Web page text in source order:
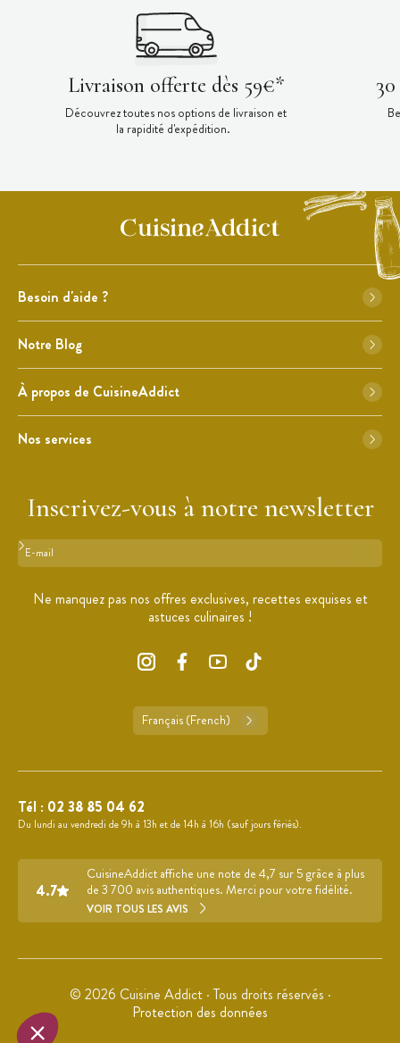
Livraison offerte dès 59€*
Découvrez toutes nos options de livraison et
la rapidité d'expédition.
Besoin d'aide ?
Notre Blog
À propos de CuisineAddict
Nos services
Inscrivez-vous à notre newsletter
Format : adresse@email.com
Ne manquez pas nos offres exclusives, recettes exquises et
astuces culinaires !
Français (French)
Tél : 02 38 85 04 62
Du lundi au vendredi de 9h à 13h et de 14h à 16h (sauf jours fériés).
4.7
CuisineAddict affiche une note de 4,7 sur 5 grâce à plus
de 3 700 avis authentiques. Merci pour votre fidélité.
VOIR TOUS LES AVIS
© 2026 Cuisine Addict · Tous droits réservés ·
Protection des données